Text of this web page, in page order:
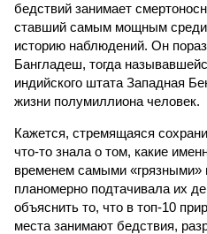
бедствий занимает
ставший самым мощным
историю наблюдений. Он
Бангладеш, тогда
индийского штата Западная
жизни полумиллиона человек.
Кажется, стремящаяся
что-то знала о том, какие
временем самыми «грязными»
планомерно подтачивала их
объяснить то, что в топ-10
места занимают бедствия,